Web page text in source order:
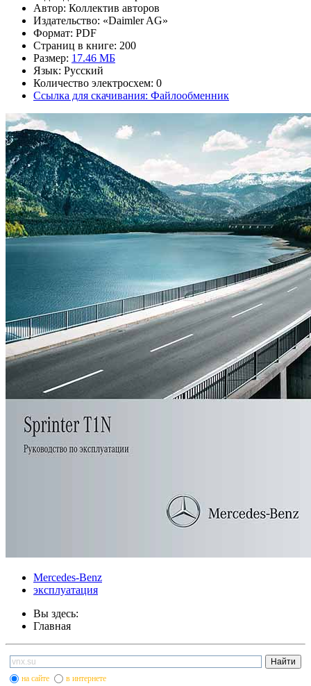
Автор: Коллектив авторов
Издательство: «Daimler AG»
Формат: PDF
Страниц в книге: 200
Размер: 17.46 МБ
Язык: Русский
Количество электросхем: 0
Ссылка для скачивания: Файлообменник
Mercedes-Benz
эксплуатация
Вы здесь:
Главная
на сайте в интернете